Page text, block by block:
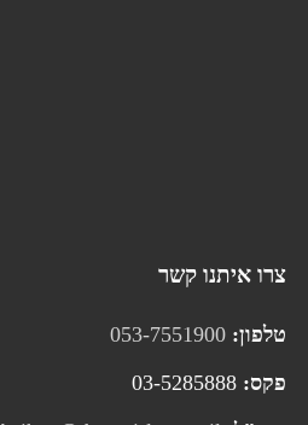
צרו איתנו קשר
טלפון: 053-7551900
פקס: 03-5285888